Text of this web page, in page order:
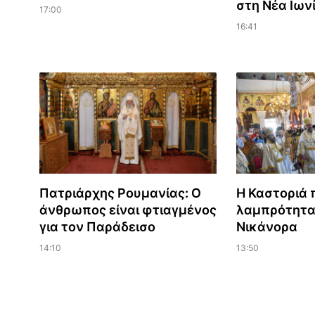
17:00 στη Νέα
16:41
Πατριάρχης Ρουμανίας: Ο
άνθρωπος είναι φτιαγμένος
για τον Παράδεισο
14:10
Η Καστοριά
Νικάνορα
13:50